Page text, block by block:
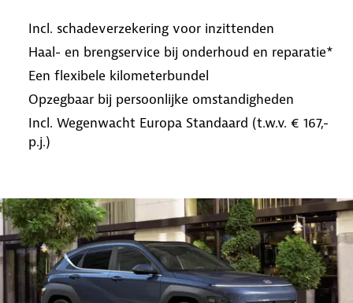
Incl. schadeverzekering voor inzittenden
Haal- en brengservice bij onderhoud en reparatie*
Een flexibele kilometerbundel
Opzegbaar bij persoonlijke omstandigheden
Incl. Wegenwacht Europa Standaard (t.w.v. € 167,-
p.j.)